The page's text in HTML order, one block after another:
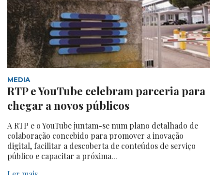
MEDIA
RTP e YouTube celebram parceria para
chegar a novos públicos
A RTP e o YouTube juntam-se num plano detalhado de
colaboração concebido para promover a inovação
digital, facilitar a descoberta de conteúdos de serviço
público e capacitar a próxima...